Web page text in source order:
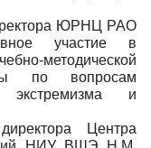
ЮРНЦ РАО
участие в
методической
по вопросам
экстремизма и
Центра